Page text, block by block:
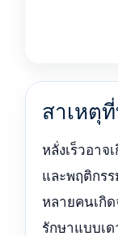
สาเหตุ
หลั่งเร็วอาจ
และพฤติกร
หลายคนเกิ
รักษาแบบเด